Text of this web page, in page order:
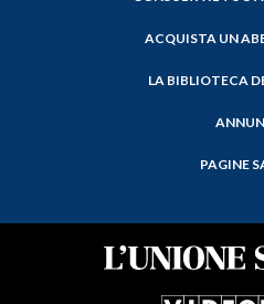
ACQUISTA UN
LA BIBLIOTECA
PAGINE